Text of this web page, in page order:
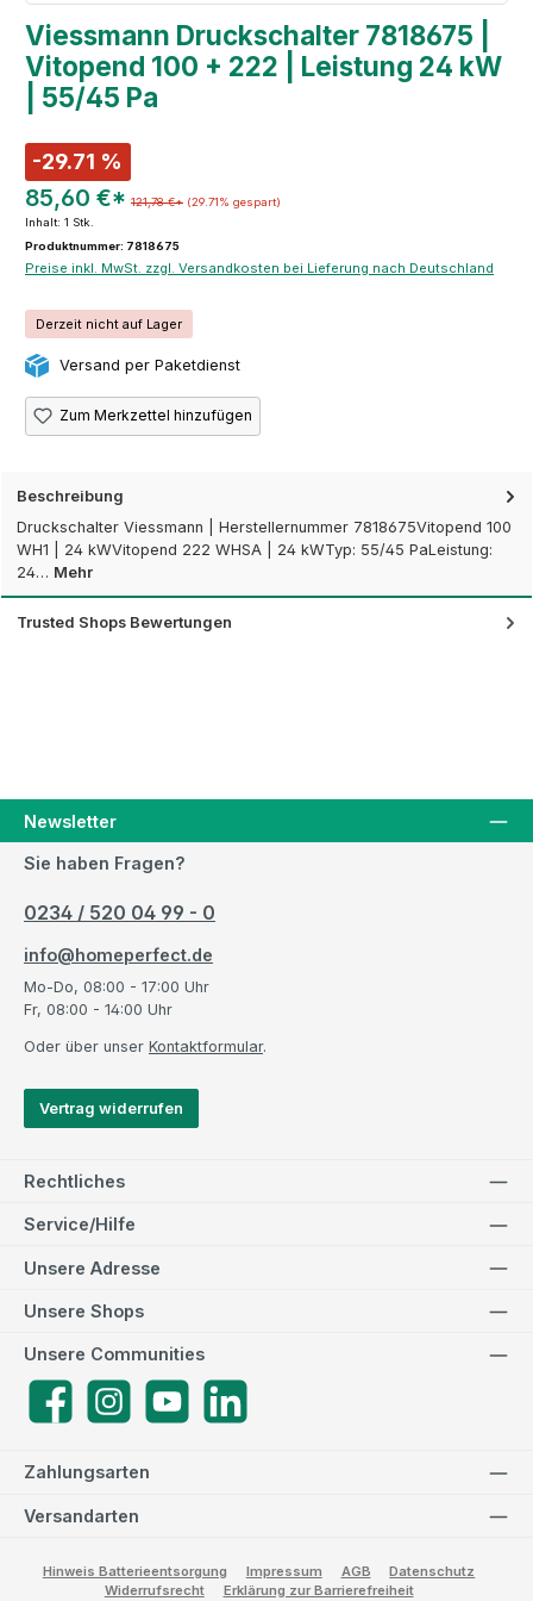
Viessmann Druckschalter 7818675 |
Vitopend 100 + 222 | Leistung 24 kW
| 55/45 Pa
-29.71 %
85,60 €* 121,78 €* (29.71% gespart)
Inhalt: 1 Stk.
Produktnummer: 7818675
Preise inkl. MwSt. zzgl. Versandkosten bei Lieferung nach Deutschland
Derzeit nicht auf Lager
Versand per Paketdienst
Zum Merkzettel hinzufügen
Beschreibung
Druckschalter Viessmann | Herstellernummer 7818675Vitopend 100
WH1 | 24 kWVitopend 222 WHSA | 24 kWTyp: 55/45 PaLeistung:
24… Mehr
Trusted Shops Bewertungen
Newsletter
Sie haben Fragen?
0234 / 520 04 99 - 0
info@homeperfect.de
Mo-Do, 08:00 - 17:00 Uhr
Fr, 08:00 - 14:00 Uhr
Oder über unser Kontaktformular.
Vertrag widerrufen
Rechtliches
Service/Hilfe
Zahlungsarten
Versandarten
Unsere Adresse
Unsere Communities
FacebookInstagramYouTube
Unsere Shops
Hinweis Batterieentsorgung Impressum AGB
Datenschutz
Widerrufsrecht
Erklärung zur Barrierefreiheit